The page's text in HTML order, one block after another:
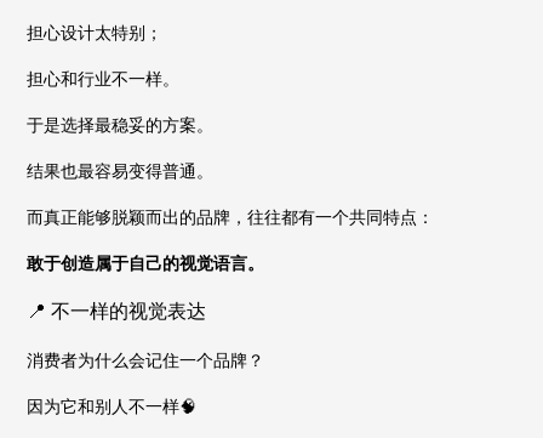
担心设计太特别；
担心和行业不一样。
于是选择最稳妥的方案。
结果也最容易变得普通。
而真正能够脱颖而出的品牌，往往都有一个共同特点：
敢于创造属于自己的视觉语言。
📍 不一样的视觉表达
消费者为什么会记住一个品牌？
因为它和别人不一样🧠